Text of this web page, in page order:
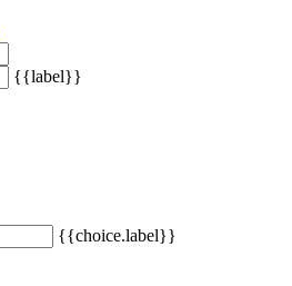
{{label}}
{{choice.label}}